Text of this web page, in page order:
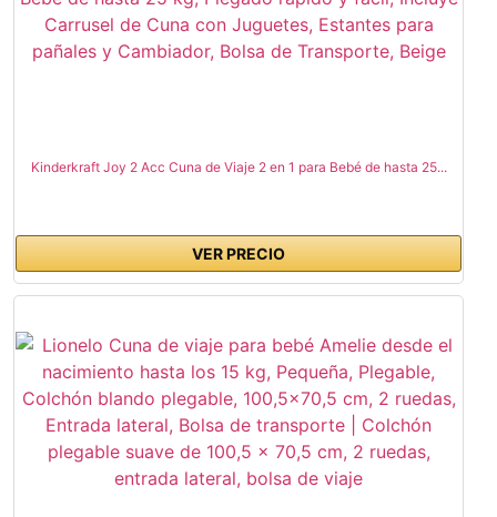
Kinderkraft Joy 2 Acc Cuna de Viaje 2 en 1 para Bebé de hasta 25...
VER PRECIO